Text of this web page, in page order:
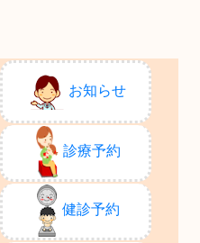
お知らせ
診療予約
健診予約